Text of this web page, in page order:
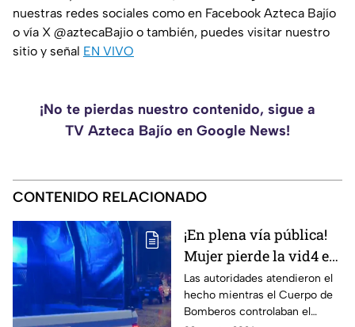
nuestras redes sociales como en Facebook Azteca Bajío
o vía X @aztecaBajio o también, puedes visitar nuestro
sitio y señal EN VIVO
¡No te pierdas nuestro contenido, sigue a
TV Azteca Bajío en Google News!
CONTENIDO RELACIONADO
¡En plena vía pública!
Mujer pierde la vid4 e
incendian casa en la
colonia León I
Las autoridades atendieron el
hecho mientras el Cuerpo de
Bomberos controlaban el